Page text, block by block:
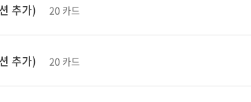
추가) 20 카드
추가) 20 카드